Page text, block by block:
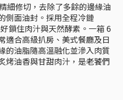
細修切，去除了多餘的邊緣油
側面油封。採用全程冷鏈
鎖住肉汁與天然酵素。一箱 6
適合高級扒房、美式餐廳及日
的油脂隨高溫融化並滲入肉質
烤油香與甘甜肉汁，是老饕們